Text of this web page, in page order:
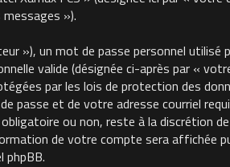
»).
»), un mot de passe personnel utilisé
valide (désignée ci-après par «
par les lois de protection des
passe et de votre adresse courriel
ou non, reste à la discrétion de
de votre compte sera affichée
phpBB.